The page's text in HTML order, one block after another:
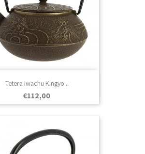
Tetera Iwachu Kingyo...
Prezo
€112,00